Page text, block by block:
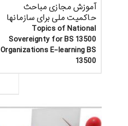
آموزش مجازی مباحث
حاکمیت ملی برای سازمانها
Topics of National
Sovereignty for BS 13500
Organizations E-learning BS
13500